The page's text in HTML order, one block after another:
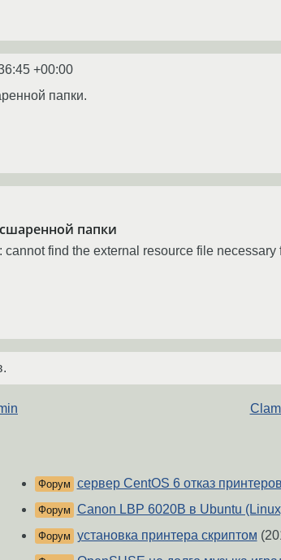
+00:00
папки.
папки
find the external resource file necessary
Форум сервер CentOS 6 отказ
Форум Canon LBP 6020B в Ubuntu
Форум установка принтера скриптом